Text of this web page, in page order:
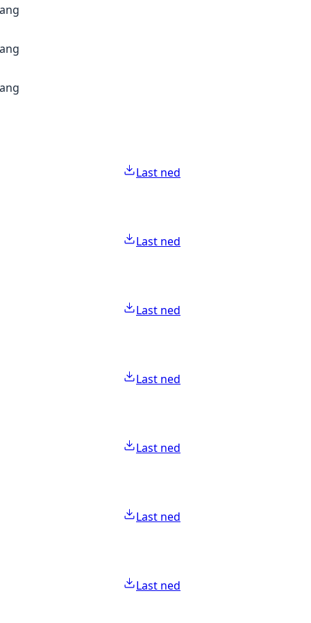
Last ned
Last ned
Last ned
Last ned
Last ned
Last ned
Last ned